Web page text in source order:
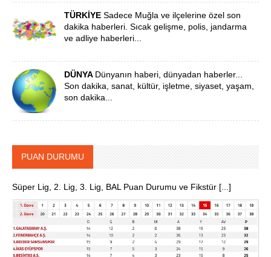
TÜRKİYESadece Muğla ve ilçelerine özel son
dakika haberleri. Sıcak gelişme, polis, jandarma
ve adliye haberleri...
DÜNYA Dünyanın haberi, dünyadan haberler...
Son dakika, sanat, kültür, işletme, siyaset, yaşam,
son dakika...
PUAN DURUMU
Süper Lig, 2. Lig, 3. Lig, BAL Puan Durumu ve Fikstür [...]